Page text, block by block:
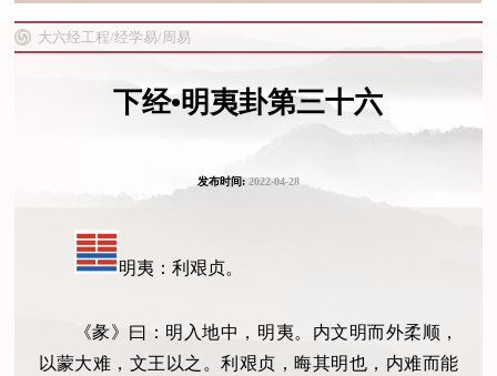
大六经工程/经学易/ 周易
下经•明夷卦第三十六
发布时间:2022-04-28
明夷：利艰贞。
《彖》曰：明入地中，明夷。内文明而外柔顺，
以蒙大难，文王以之。利艰贞，晦其明也，内难而能